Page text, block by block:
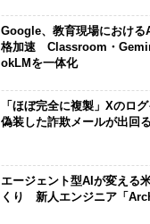
Google、教育現場における
格加速 Classroom・
okLMを一体化
「ほぼ完全に複製」Xのロ
偽装した詐欺メールが出回る
エージェント型AIが変える
くり 新人エンジニア「